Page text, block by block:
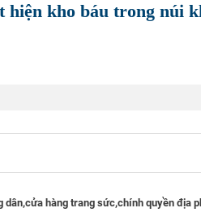
hiện kho báu trong núi
dân,cửa hàng trang sức,chính quyền địa